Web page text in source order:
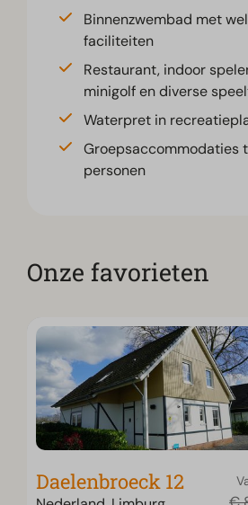
Binnenzwembad met
faciliteiten
Restaurant, indoor
minigolf en diverse
Waterpret in
Groepsaccommodaties
personen
Onze favorieten
Daelenbroeck 12